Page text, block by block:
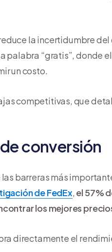
la incertidumbre
palabra “gratis”, donde
un costo.
competitivas, que
conversión
barreras más
de FedEx, el 57%
los mejores
directamente el